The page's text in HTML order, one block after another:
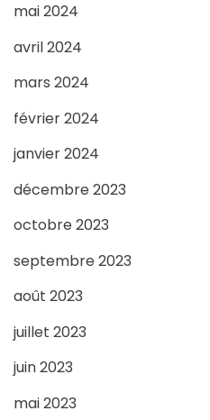
mai 2024
avril 2024
mars 2024
février 2024
janvier 2024
décembre 2023
octobre 2023
septembre 2023
août 2023
juillet 2023
juin 2023
mai 2023